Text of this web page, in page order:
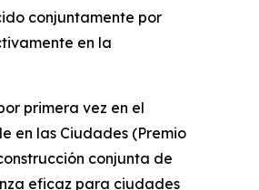
conjuntamente por
en la
primera vez en el
en las Ciudades (Premio
conjunta de
eficaz para ciudades